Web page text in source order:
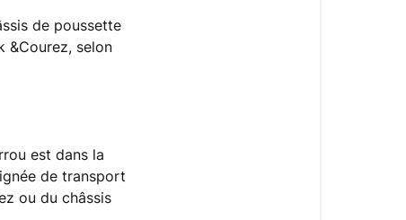
de poussette
&Courez, selon
est dans la
de transport
ou du châssis